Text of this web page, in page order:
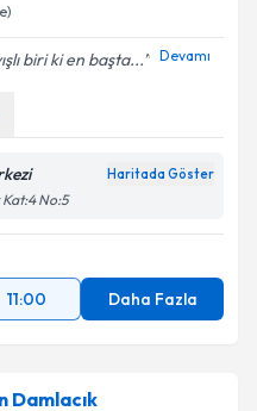
biri ki en başta... Devamı
Haritada Göster
Kat:4 No:5
11:00 Daha Fazla
Damlacık